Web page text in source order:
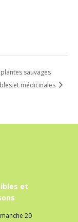
sauvages
et médicinales
et
20